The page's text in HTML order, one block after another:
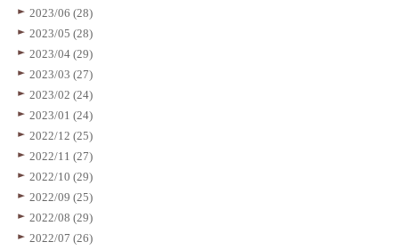
2023/06 (28)
2023/05 (28)
2023/04 (29)
2023/03 (27)
2023/02 (24)
2023/01 (24)
2022/12 (25)
2022/11 (27)
2022/10 (29)
2022/09 (25)
2022/08 (29)
2022/07 (26)